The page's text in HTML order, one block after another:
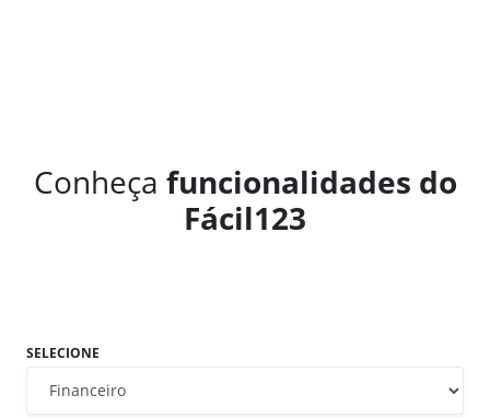
Conheça funcionalidades do
Fácil123
SELECIONE